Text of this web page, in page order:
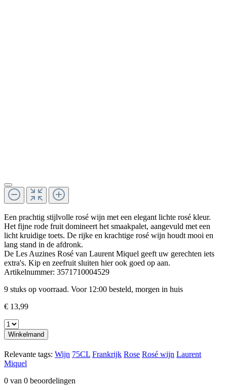
Een prachtig stijlvolle rosé wijn met een elegant lichte rosé kleur.
Het fijne rode fruit domineert het smaakpalet, aangevuld met een
licht kruidige toets. De rijke en krachtige rosé wijn houdt mooi en
lang stand in de afdronk.
De Les Auzines Rosé van Laurent Miquel geeft uw gerechten iets
extra's. Kip en zeefruit sluiten hier ook goed op aan.
Artikelnummer: 3571710004529
9 stuks op voorraad. Voor 12:00 besteld, morgen in huis
€ 13,99
Winkelmand
Relevante tags: Wijn 75CL Frankrijk Rose Rosé wijn Laurent
Miquel
0 van 0 beoordelingen